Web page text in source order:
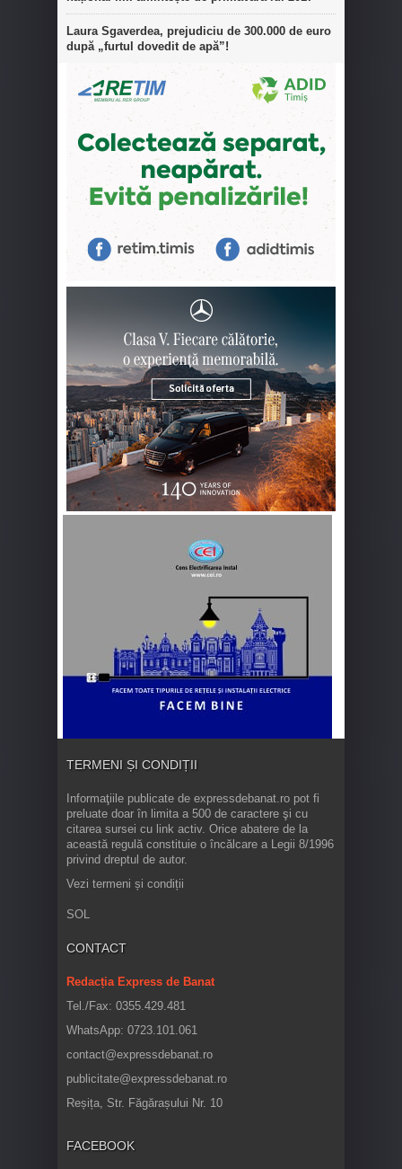
Laura Sgaverdea, prejudiciu de 300.000 de euro
după „furtul dovedit de apă”!
TERMENI ȘI CONDIȚII
Informaţiile publicate de expressdebanat.ro pot fi
preluate doar în limita a 500 de caractere şi cu
citarea sursei cu link activ. Orice abatere de la
această regulă constituie o încălcare a Legii 8/1996
privind dreptul de autor.
Vezi termeni și condiții
SOL
CONTACT
Redacția Express de Banat
Tel./Fax: 0355.429.481
WhatsApp: 0723.101.061
contact@expressdebanat.ro
publicitate@expressdebanat.ro
Reșița, Str. Făgărașului Nr. 10
FACEBOOK